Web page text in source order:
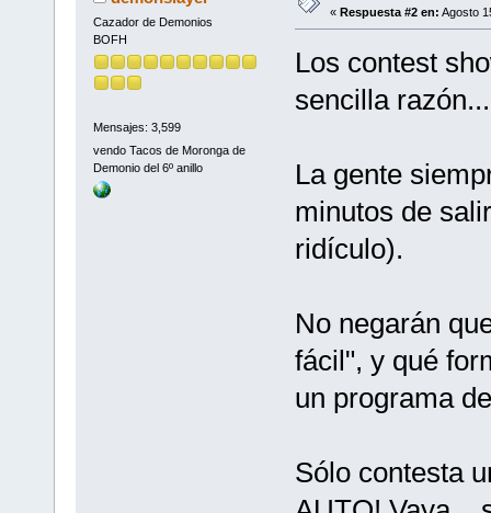
Cazador de Demonios
BOFH
Mensajes: 3,599
vendo Tacos de Moronga de
Demonio del 6º anillo
« Respuesta #2 en: Agosto
Los contest
sencilla razón...
La gente
minutos de
ridículo).
No negarán
fácil", y qué
un programa
Sólo contesta